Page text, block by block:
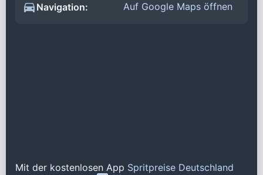
Navigation:
Auf Google Maps öffnen
Mit der kostenlosen App Spritpreise Deutschland